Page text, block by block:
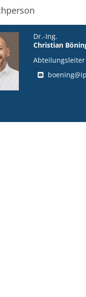
Dr.-Ing.
Christian
Abteilungsleiter